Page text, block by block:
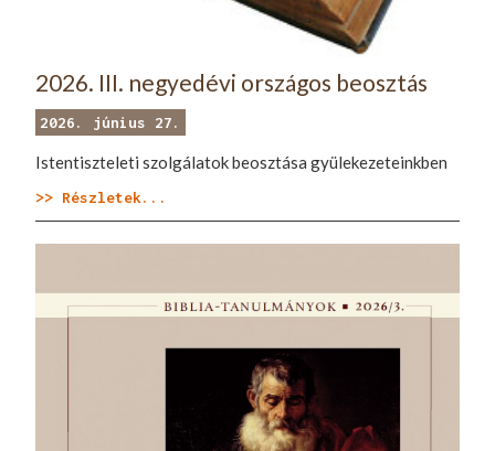
2026. III. negyedévi országos beosztás
2026. június 27.
Istentiszteleti szolgálatok beosztása gyülekezeteinkben
>> Részletek...